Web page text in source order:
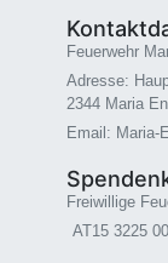
Feuerwehr
Adresse:
2344 Maria
Email: Maria-
Freiwillige
AT15 3225